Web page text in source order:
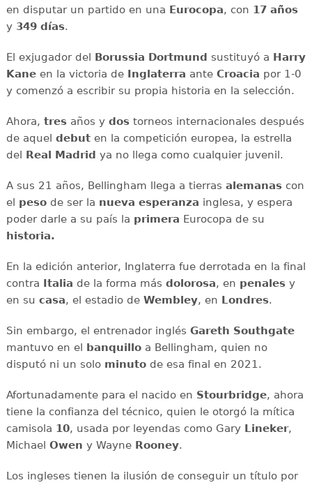
en disputar un partido en una Eurocopa, con 17 años
y 349 días.
El exjugador del Borussia Dortmund sustituyó a Harry
Kaneen la victoria de Inglaterra ante Croacia por 1-0
y comenzó a escribir su propia historia en la selección.
Ahora, tresaños y dostorneos internacionales después
de aquel debuten la competición europea, la estrella
del Real Madrid ya no llega como cualquier juvenil.
A sus 21 años, Bellingham llega a tierras alemanascon
el pesode ser la nueva esperanza inglesa, y espera
poder darle a su país la primera Eurocopa de su
historia.
En la edición anterior, Inglaterra fue derrotada en la final
contra Italia de la forma más dolorosa, en penalesy
en su casa, el estadio de Wembley, en Londres.
Sin embargo, el entrenador inglés Gareth Southgate
mantuvo en el banquilloa Bellingham, quien no
disputó ni un solo minutode esa final en 2021.
Afortunadamente para el nacido en Stourbridge, ahora
tiene la confianza del técnico, quien le otorgó la mítica
camisola 10, usada por leyendas como Gary Lineker,
Michael Owen y Wayne Rooney.
Los ingleses tienen la ilusión de conseguir un título por